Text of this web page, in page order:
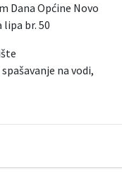
Dana Općine Novo
lipa br. 50
na vodi,